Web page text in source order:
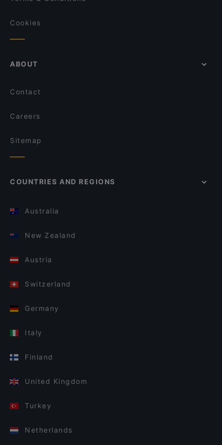
Cookies
ABOUT
Contact
Careers
Sitemap
COUNTRIES AND REGIONS
Australia
New Zealand
Austria
Switzerland
Germany
Italy
Finland
United Kingdom
Turkey
Netherlands